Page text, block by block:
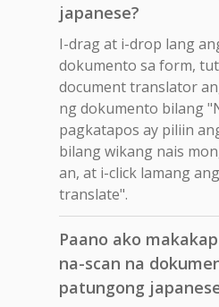
japanese?
I-drag at i-drop lang
dokumento sa form,
document translator
ng dokumento bilang
pagkatapos ay piliin
bilang wikang nais
an, at i-click lamang
translate".
Paano ako
na-scan na
patungong